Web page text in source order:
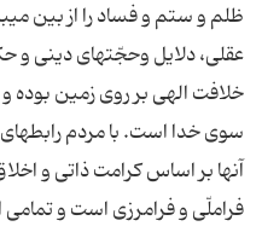
ظلم و ستم و فساد را از بين
عقلى، دلايل وحجّت‏هاى دينى
خلافت الهى بر روى زمين بوده
سوى خدا است. با مردم رابطه‏اى
آنها بر اساس كرامت ذاتى و
فراملّى و فرامرزى است و تمامى